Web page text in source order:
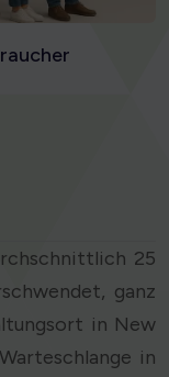
25
ganz
in New
in